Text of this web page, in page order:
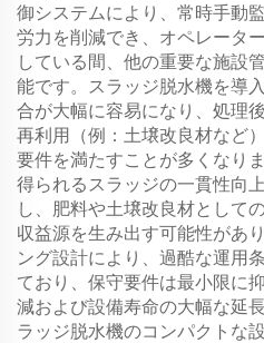
御システムにより、常時手動
労力を削減でき、オペレータ
している間、他の重要な施設
能です。スラッジ脱水機を導
合が大幅に容易になり、処理
再利用（例：土壌改良材など
要件を満たすことが多くなり
得られるスラッジの一貫性向
し、肥料や土壌改良材として
収益源を生み出す可能性があ
ング設計により、過酷な運用
ており、保守要件は最小限に
減および設備寿命の大幅な延
ラッジ脱水機のコンパクトな